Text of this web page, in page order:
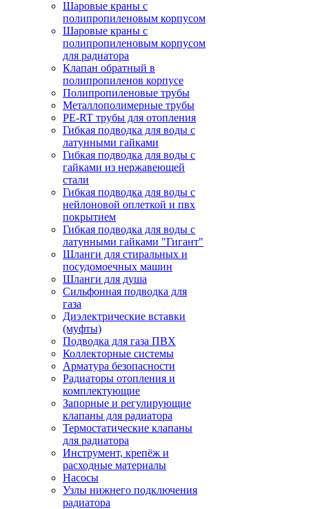
Шаровые краны с
полипропиленовым корпусом
Шаровые краны с
полипропиленовым корпусом
для радиатора
Клапан обратный в
полипропиленов корпусе
Полипропиленовые трубы
Металлополимерные трубы
PE-RT трубы для отопления
Гибкая подводка для воды с
латунными гайками
Гибкая подводка для воды с
гайками из нержавеющей
стали
Гибкая подводка для воды с
нейлоновой оплеткой и пвх
покрытием
Гибкая подводка для воды с
латунными гайками "Гигант"
Шланги для стиральных и
посудомоечных машин
Шланги для душа
Сильфонная подводка для
газа
Диэлектрические вставки
(муфты)
Подводка для газа ПВХ
Коллекторные системы
Арматура безопасности
Радиаторы отопления и
комплектующие
Запорные и регулирующие
клапаны для радиатора
Термостатические клапаны
для радиатора
Инструмент, крепёж и
расходные материалы
Насосы
Узлы нижнего подключения
радиатора